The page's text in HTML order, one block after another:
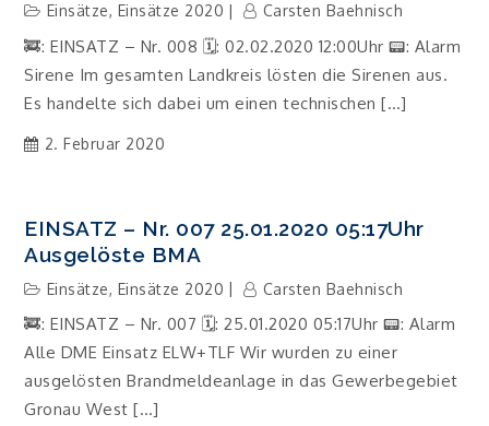
Einsätze, Einsätze 2020 Carsten Baehnisch
🚒: EINSATZ – Nr. 008 🗓: 02.02.2020 12:00Uhr 📟: Alarm
Sirene Im gesamten Landkreis lösten die Sirenen aus.
Es handelte sich dabei um einen technischen […]
2. Februar 2020
EINSATZ – Nr. 007 25.01.2020 05:17Uhr
Ausgelöste BMA
Einsätze, Einsätze 2020 Carsten Baehnisch
🚒: EINSATZ – Nr. 007 🗓: 25.01.2020 05:17Uhr 📟: Alarm
Alle DME Einsatz ELW+TLF Wir wurden zu einer
ausgelösten Brandmeldeanlage in das Gewerbegebiet
Gronau West […]